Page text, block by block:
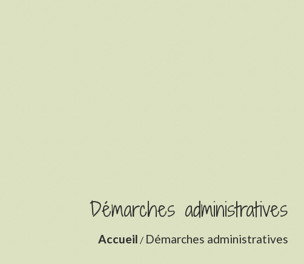
Démarches administratives
Accueil / Démarches administratives